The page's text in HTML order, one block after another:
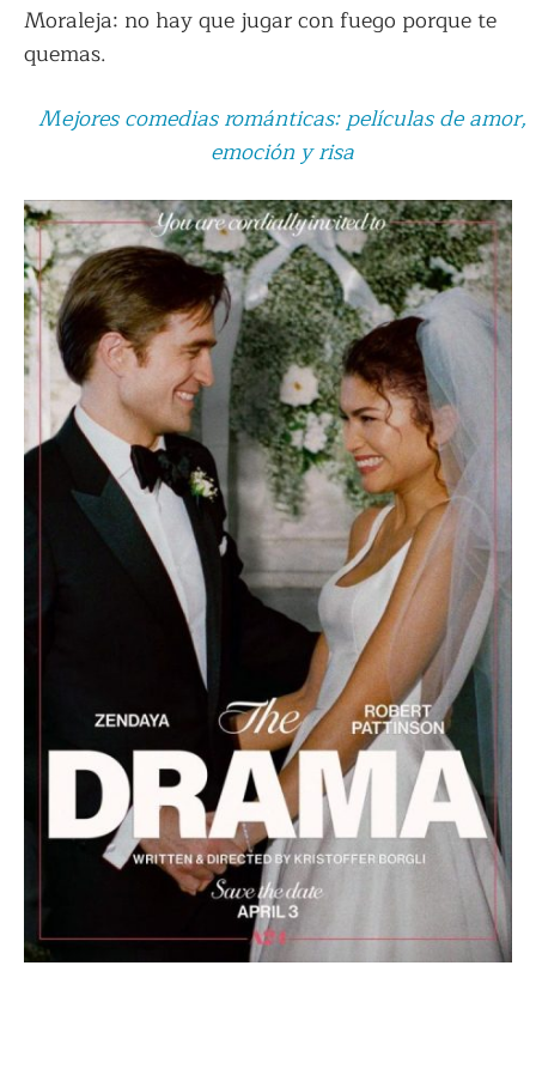
Moraleja: no hay que jugar con fuego porque te
quemas.
Mejores comedias románticas: películas de amor,
emoción y risa